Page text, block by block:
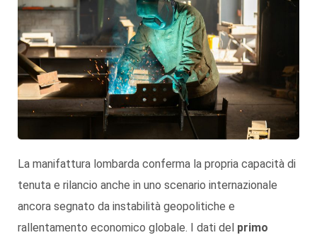
La manifattura lombarda conferma la propria capacità di
tenuta e rilancio anche in uno scenario internazionale
ancora segnato da instabilità geopolitiche e
rallentamento economico globale. I dati del primo